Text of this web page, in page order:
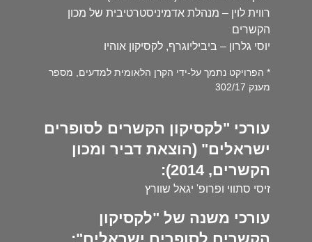
רווית לוין – מנהלת אדמיניסטרטיבית של מכון
הקשרים
יוסי גלרון – ביביליוגרף, לקסיקון אוהיו
* הפרויקט נתמך על-ידי הקרן הלאומית למדעים, מספר
מענק 302/17
עורכי "לקסיקון הקשרים לסופרים
ישראלים" (הוצאת דביר ומכון
הקשרים, 2014):
זיסי סתווי ופרופ' יגאל שוורץ
עורכי משנה של "לקסיקון